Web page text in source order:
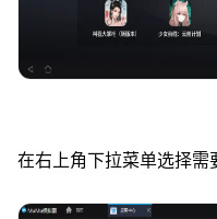
在右上角下拉菜单选择需